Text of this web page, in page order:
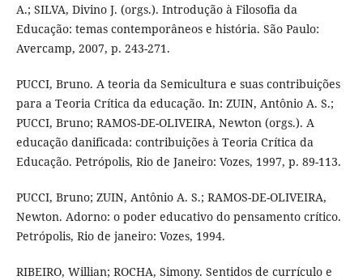
A.; SILVA, Divino J. (orgs.). Introdução à Filosofia da
Educação: temas contemporâneos e história. São Paulo:
Avercamp, 2007, p. 243-271.
PUCCI, Bruno. A teoria da Semicultura e suas contribuições
para a Teoria Crítica da educação. In: ZUIN, Antônio A. S.;
PUCCI, Bruno; RAMOS-DE-OLIVEIRA, Newton (orgs.). A
educação danificada: contribuições à Teoria Crítica da
Educação. Petrópolis, Rio de Janeiro: Vozes, 1997, p. 89-113.
PUCCI, Bruno; ZUIN, Antônio A. S.; RAMOS-DE-OLIVEIRA,
Newton. Adorno: o poder educativo do pensamento crítico.
Petrópolis, Rio de janeiro: Vozes, 1994.
RIBEIRO, Willian; ROCHA, Simony. Sentidos de currículo e